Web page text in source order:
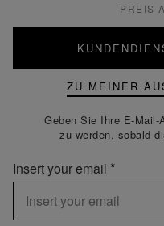
PREIS
ZU MEINER
Geben Sie Ihre E-
zu werden, sobald
Insert your email